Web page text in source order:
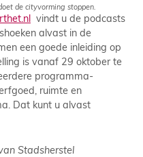
de cityvorming stoppen.
vindt u de podcasts
alvast in de
een goede inleiding op
is vanaf 29 oktober te
programma-
ruimte en
Dat kunt u alvast
Stadsherstel